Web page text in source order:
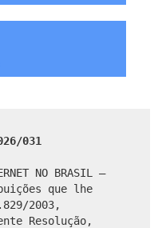
031
NO BRASIL –
que lhe
2003,
Resolução,